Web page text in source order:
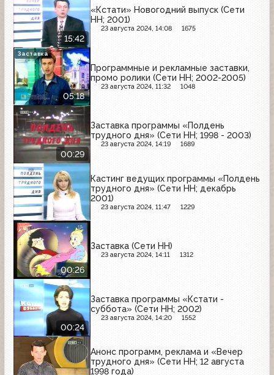
15:42
«Кстати» Новогодний выпуск (Сети
НН; 2001)
23 августа 2024, 14:08 1675
05:18
Программные и рекламные заставки,
промо ролики (Сети НН; 2002-2005)
23 августа 2024, 11:32 1048
Заставка
00:29
Заставка программы «Полдень
трудного дня» (Сети НН; 1998 - 2003)
23 августа 2024, 14:19 1689
Кастинг ведущих программы «Полдень
трудного дня» (Сети НН; декабрь
2001)
23 августа 2024, 11:47 1229
00:26
Заставка (Сети НН)
23 августа 2024, 14:11 1312
00:24
Заставка программы «Кстати -
суббота» (Сети НН; 2002)
23 августа 2024, 14:20 1552
Анонс программ, реклама и «Вечер
трудного дня» (Сети НН; 12 августа
1998 года)